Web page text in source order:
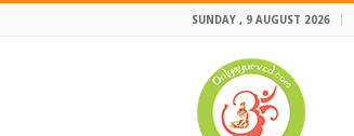
SUNDAY , 9 AUGUST 2026